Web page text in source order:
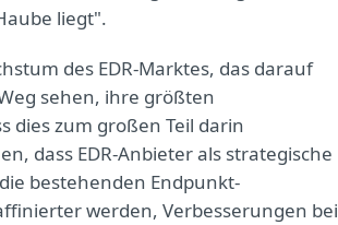
liegt".
des EDR-Marktes, das darauf
sehen, ihre größten
dies zum großen Teil darin
dass EDR-Anbieter als strategische
bestehenden Endpunkt-
werden, Verbesserungen bei